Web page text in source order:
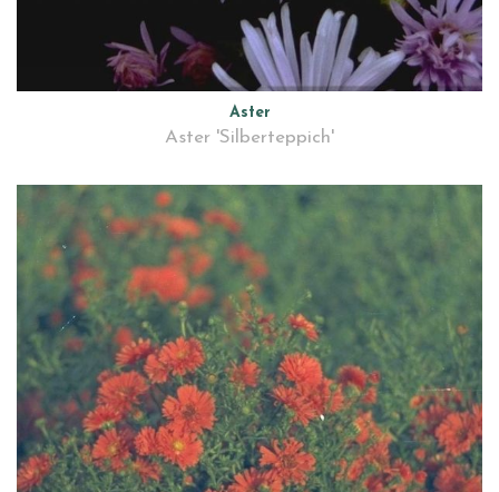
Aster
Aster 'Silberteppich'